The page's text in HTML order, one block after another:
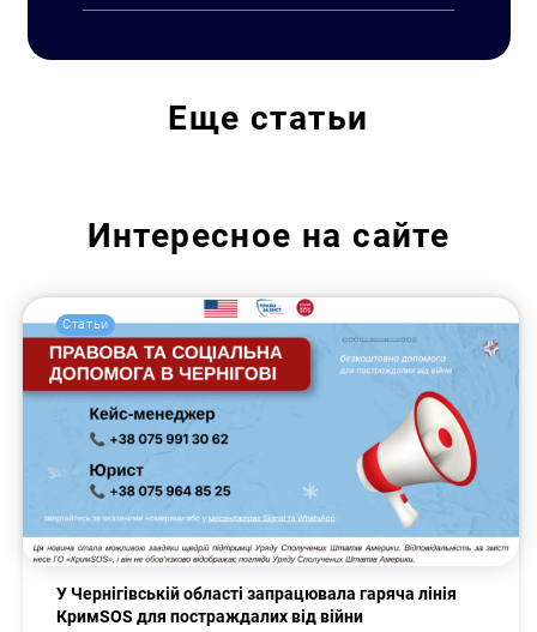
Еще статьи
Интересное на сайте
Статьи
У Чернігівській області запрацювала гаряча лінія
КримSOS для постраждалих від війни